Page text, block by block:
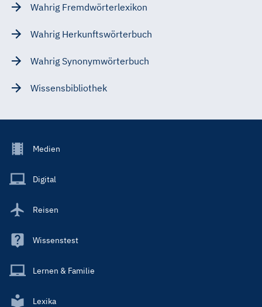
Wahrig Fremdwörterlexikon
Wahrig Herkunftswörterbuch
Wahrig Synonymwörterbuch
Wissensbibliothek
Footer
Main
Medien
Digital
Reisen
Wissenstest
Lernen & Familie
Lexika